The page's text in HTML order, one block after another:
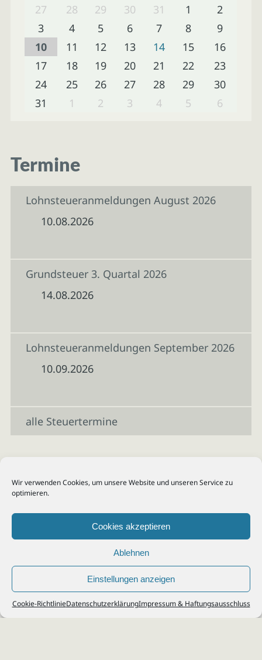
Wir verwenden Cookies, um unsere Website und unseren Service zu
optimieren.
Cookies akzeptieren
Ablehnen
Einstellungen anzeigen
Cookie-RichtlinieDatenschutzerklärungImpressum & Haftungsausschluss
27
28 29 30 31 1
2
3
4 5 6 7 8
9
10
11 12 13 14 15
16
17
18 19 20 21 22
23
24
25 26 27 28 29
30
31
1 2 3 4 5 6
Termine
Lohnsteueranmeldungen August 2026
10.08.2026
Grundsteuer 3. Quartal 2026
14.08.2026
Lohnsteueranmeldungen September 2026
10.09.2026
alle Steuertermine
© 2026Steuerberater Kempf, Köln - Steuerberatung Poll, Porz, Deutz, Mülheim,